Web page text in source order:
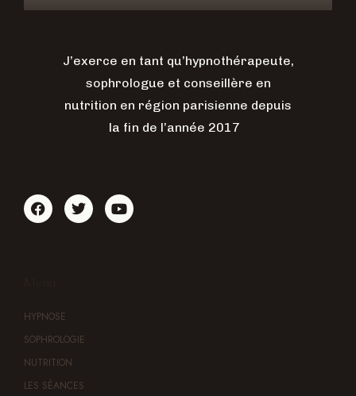
J’exerce en tant qu’hypnothérapeute,
sophrologue et conseillère en
nutrition en région parisienne depuis
la fin de l’année 2017
HYPNOSE
SOPHROLOGIE
NUTRITION
LES SÉANCES